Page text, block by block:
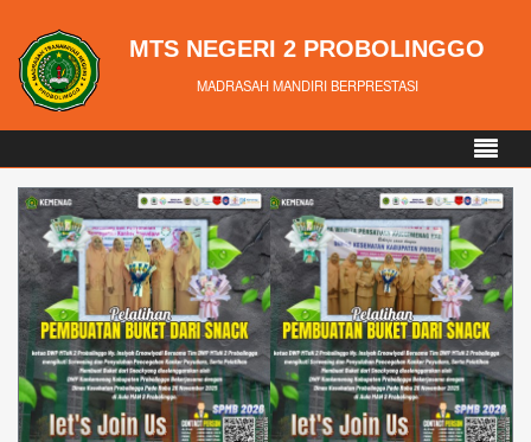
MTS NEGERI 2 PROBOLINGGO
MADRASAH MANDIRI BERPRESTASI